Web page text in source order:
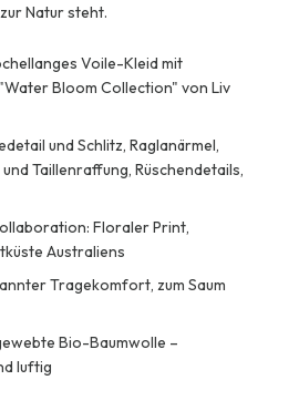
Natur steht.
Voile-Kleid mit
Bloom Collection" von Liv
und Schlitz, Raglanärmel,
Taillenraffung, Rüschendetails,
Floraler Print,
Australiens
Tragekomfort, zum Saum
Bio-Baumwolle –
luftig